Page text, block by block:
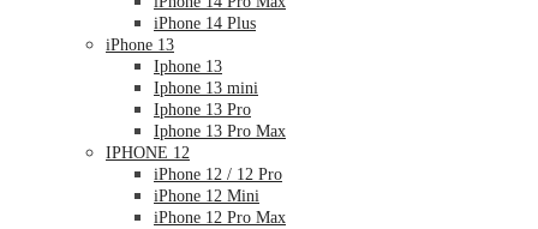
iPhone 14 Plus
iPhone 13
Iphone 13
Iphone 13 mini
Iphone 13 Pro
Iphone 13 Pro Max
IPHONE 12
iPhone 12 / 12 Pro
iPhone 12 Mini
iPhone 12 Pro Max